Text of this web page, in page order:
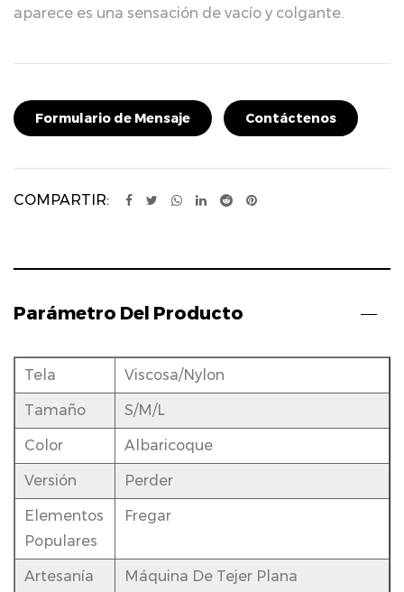
aparece es una sensación de vacío y colgante.
de caída y es adecuado para hilos de primavera y
Ya sea que vayas al trabajo o al ocio diario, no te
Formulario de Mensaje Contáctenos
COMPARTIR:
Parámetro Del Producto
Tela Viscosa/nylon
Tamaño S/M/L
Color Albaricoque
Versión Perder
Elementos
Populares
Fregar
Artesanía
Máquina De Tejer Plana